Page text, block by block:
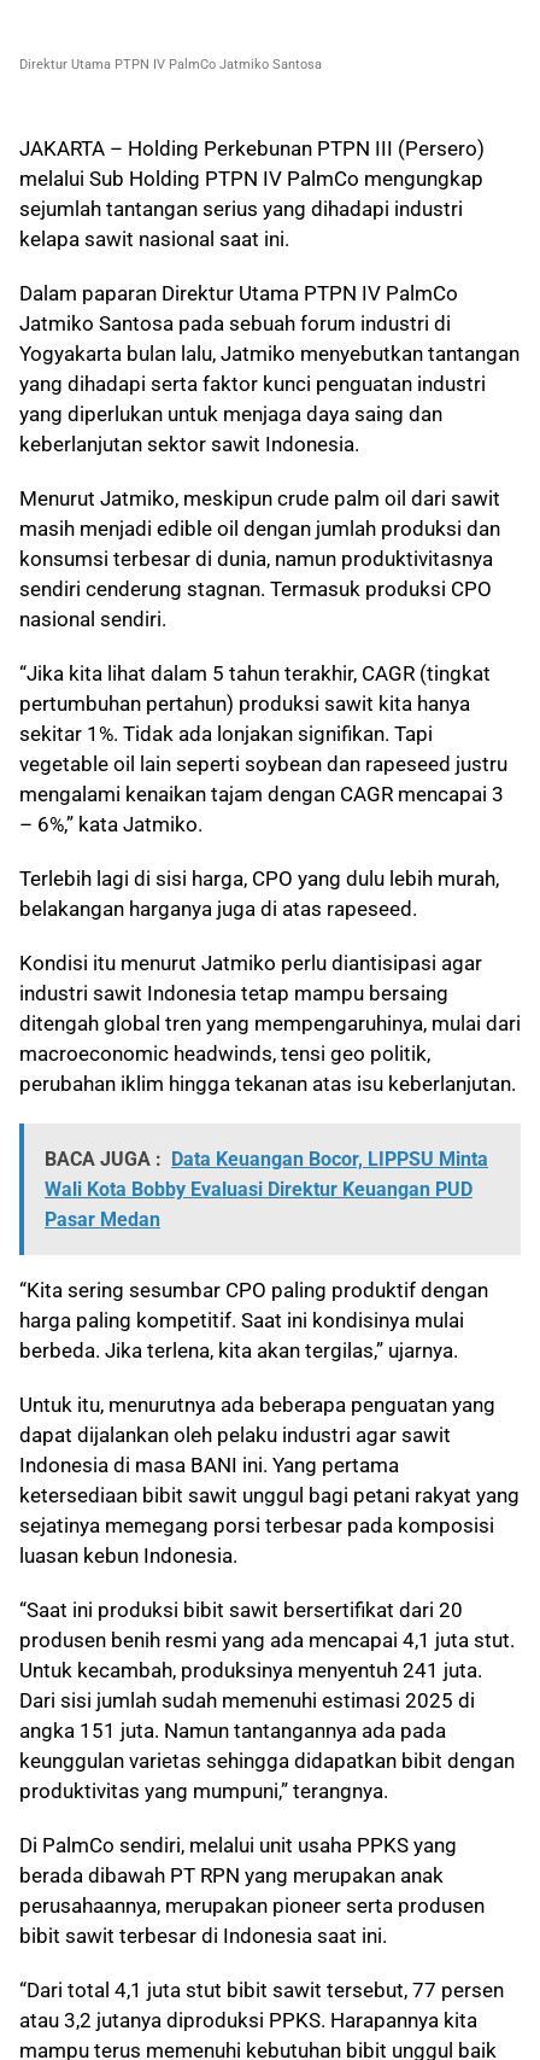
Direktur Utama PTPN IV PalmCo Jatmiko Santosa
JAKARTA – Holding Perkebunan PTPN III (Persero)
melalui Sub Holding PTPN IV PalmCo mengungkap
sejumlah tantangan serius yang dihadapi industri
kelapa sawit nasional saat ini.
Dalam paparan Direktur Utama PTPN IV PalmCo
Jatmiko Santosa pada sebuah forum industri di
Yogyakarta bulan lalu, Jatmiko menyebutkan tantangan
yang dihadapi serta faktor kunci penguatan industri
yang diperlukan untuk menjaga daya saing dan
keberlanjutan sektor sawit Indonesia.
Menurut Jatmiko, meskipun crude palm oil dari sawit
masih menjadi edible oil dengan jumlah produksi dan
konsumsi terbesar di dunia, namun produktivitasnya
sendiri cenderung stagnan. Termasuk produksi CPO
nasional sendiri.
“Jika kita lihat dalam 5 tahun terakhir, CAGR (tingkat
pertumbuhan pertahun) produksi sawit kita hanya
sekitar 1%. Tidak ada lonjakan signifikan. Tapi
vegetable oil lain seperti soybean dan rapeseed justru
mengalami kenaikan tajam dengan CAGR mencapai 3
– 6%,” kata Jatmiko.
Terlebih lagi di sisi harga, CPO yang dulu lebih murah,
belakangan harganya juga di atas rapeseed.
Kondisi itu menurut Jatmiko perlu diantisipasi agar
industri sawit Indonesia tetap mampu bersaing
ditengah global tren yang mempengaruhinya, mulai dari
macroeconomic headwinds, tensi geo politik,
perubahan iklim hingga tekanan atas isu keberlanjutan.
BACA JUGA :
Data Keuangan Bocor, LIPPSU Minta
Wali Kota Bobby Evaluasi Direktur Keuangan PUD
Pasar Medan
“Kita sering sesumbar CPO paling produktif dengan
harga paling kompetitif. Saat ini kondisinya mulai
berbeda. Jika terlena, kita akan tergilas,” ujarnya.
Untuk itu, menurutnya ada beberapa penguatan yang
dapat dijalankan oleh pelaku industri agar sawit
Indonesia di masa BANI ini. Yang pertama
ketersediaan bibit sawit unggul bagi petani rakyat yang
sejatinya memegang porsi terbesar pada komposisi
luasan kebun Indonesia.
“Saat ini produksi bibit sawit bersertifikat dari 20
produsen benih resmi yang ada mencapai 4,1 juta stut.
Untuk kecambah, produksinya menyentuh 241 juta.
Dari sisi jumlah sudah memenuhi estimasi 2025 di
angka 151 juta. Namun tantangannya ada pada
keunggulan varietas sehingga didapatkan bibit dengan
produktivitas yang mumpuni,” terangnya.
Di PalmCo sendiri, melalui unit usaha PPKS yang
berada dibawah PT RPN yang merupakan anak
perusahaannya, merupakan pioneer serta produsen
bibit sawit terbesar di Indonesia saat ini.
“Dari total 4,1 juta stut bibit sawit tersebut, 77 persen
atau 3,2 jutanya diproduksi PPKS. Harapannya kita
mampu terus memenuhi kebutuhan bibit unggul baik